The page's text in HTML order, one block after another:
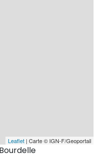
Leaflet | Carte © IGN-F/Geoportail